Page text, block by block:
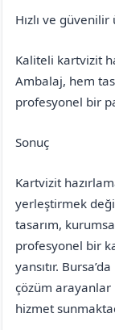
Hızlı ve
Kaliteli kartvizit
Ambalaj, hem
profesyonel bir
Sonuç
Kartvizit
yerleştirmek
tasarım,
profesyonel bir
yansıtır.
çözüm
hizmet